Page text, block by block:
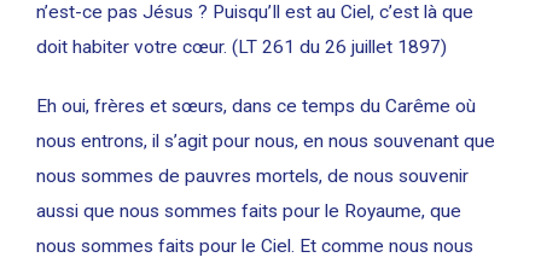
n’est-ce pas Jésus ? Puisqu’Il est au Ciel, c’est là que
doit habiter votre cœur. (LT 261 du 26 juillet 1897)
Eh oui, frères et sœurs, dans ce temps du Carême où
nous entrons, il s’agit pour nous, en nous souvenant que
nous sommes de pauvres mortels, de nous souvenir
aussi que nous sommes faits pour le Royaume, que
nous sommes faits pour le Ciel. Et comme nous nous